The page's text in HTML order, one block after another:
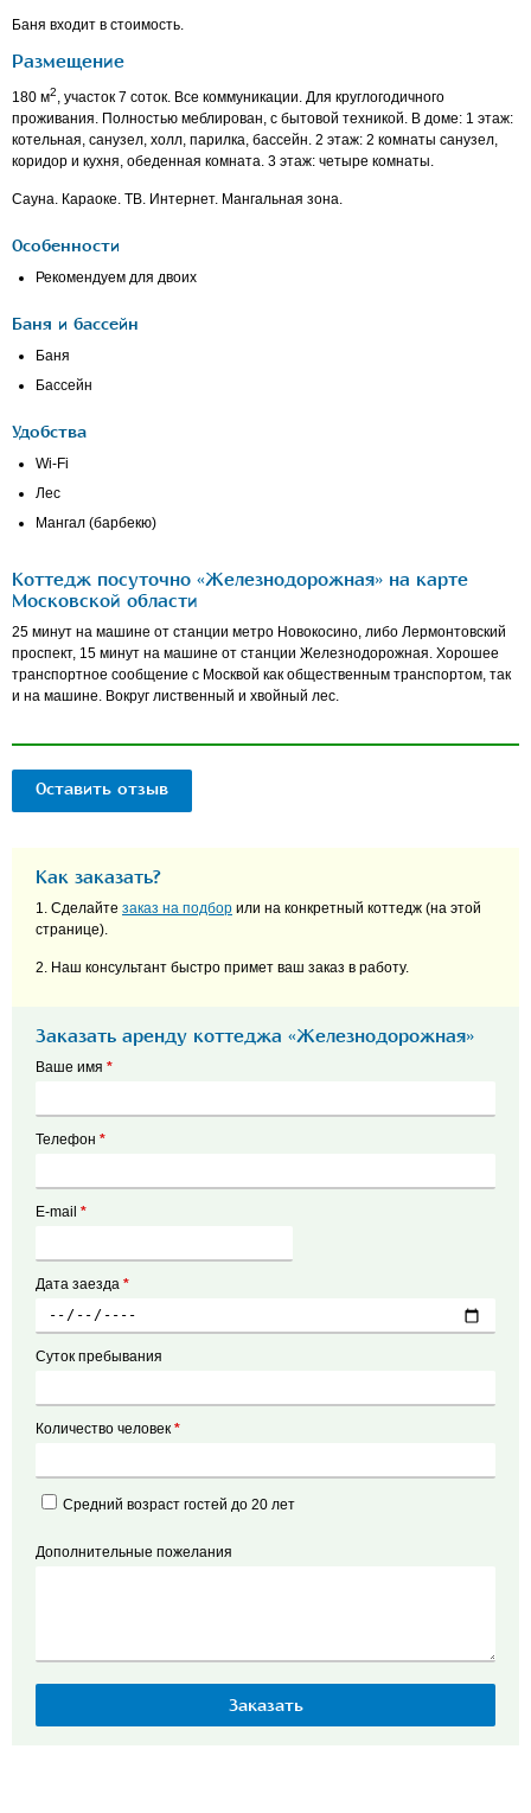
Баня входит в стоимость.
Размещение
180 м2, участок 7 соток. Все коммуникации. Для круглогодичного
проживания. Полностью меблирован, с бытовой техникой. В доме: 1 этаж:
котельная, санузел, холл, парилка, бассейн. 2 этаж: 2 комнаты санузел,
коридор и кухня, обеденная комната. 3 этаж: четыре комнаты.
Сауна. Караоке. ТВ. Интернет. Мангальная зона.
Особенности
Рекомендуем для двоих
Баня и бассейн
Баня
Бассейн
Удобства
Wi-Fi
Лес
Мангал (барбекю)
Коттедж посуточно «Железнодорожная» на карте
Московской области
25 минут на машине от станции метро Новокосино, либо Лермонтовский
проспект, 15 минут на машине от станции Железнодорожная. Хорошее
транспортное сообщение с Москвой как общественным транспортом, так
и на машине. Вокруг лиственный и хвойный лес.
Оставить отзыв
Как заказать?
1. Сделайте заказ на подбор или на конкретный коттедж (на этой
странице).
2. Наш консультант быстро примет ваш заказ в работу.
Заказать аренду коттеджа «Железнодорожная»
Ваше имя *
Телефон *
E-mail *
Дата заезда *
Суток пребывания
Количество человек *
Средний возраст гостей до 20 лет
Дополнительные пожелания